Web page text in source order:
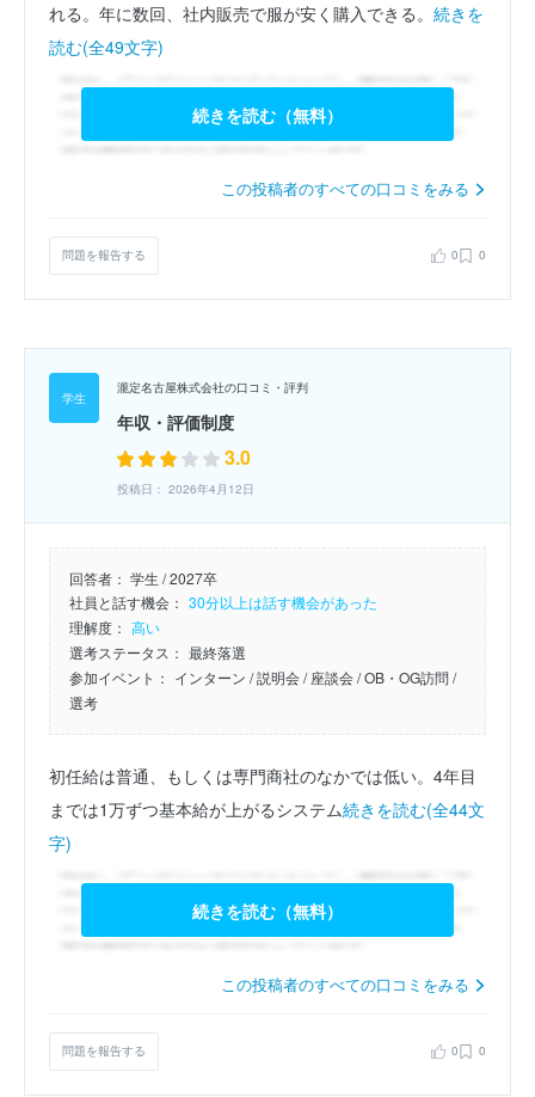
れる。年に数回、社内販売で服が安く購入できる。 続きを
読む(全49文字)
続きを読む（無料）
この投稿者のすべての口コミをみる
問題を報告する 0 0
瀧定名古屋株式会社の口コミ・評判
年収・評価制度
3.0
投稿日： 2026年4月12日
回答者： 学生 / 2027卒
社員と話す機会： 30分以上は話す機会があった
理解度： 高い
選考ステータス： 最終落選
参加イベント： インターン / 説明会/ 座談会/ OB・OG訪問/
選考
初任給は普通、もしくは専門商社のなかでは低い。4年目
までは1万ずつ基本給が上がるシステム続きを読む(全44文
字)
続きを読む（無料）
この投稿者のすべての口コミをみる
問題を報告する 0 0